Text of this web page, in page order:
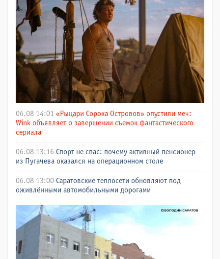
06.08 14:01 «Рыцари Сорока Островов» опустили меч:
Wink объявляет о завершении съемок фантастического
сериала
06.08 13:16 Спорт не спас: почему активный пенсионер
из Пугачева оказался на операционном столе
06.08 13:00 Саратовские теплосети обновляют под
оживлёнными автомобильными дорогами